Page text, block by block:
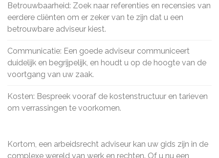
Betrouwbaarheid: Zoek naar referenties en recensies van
eerdere cliënten om er zeker van te zijn dat u een
betrouwbare adviseur kiest.
Communicatie: Een goede adviseur communiceert
duidelijk en begrijpelijk, en houdt u op de hoogte van de
voortgang van uw zaak.
Kosten: Bespreek vooraf de kostenstructuur en tarieven
om verrassingen te voorkomen.
Kortom, een arbeidsrecht adviseur kan uw gids zijn in de
complexe wereld van werk en rechten. Of u nu een